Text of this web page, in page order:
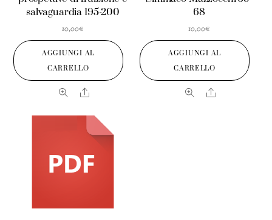
salvaguardia 195-200
10,00€
AGGIUNGI AL
CARRELLO
Share
68
10,00€
AGGIUNGI AL
CARRELLO
Share